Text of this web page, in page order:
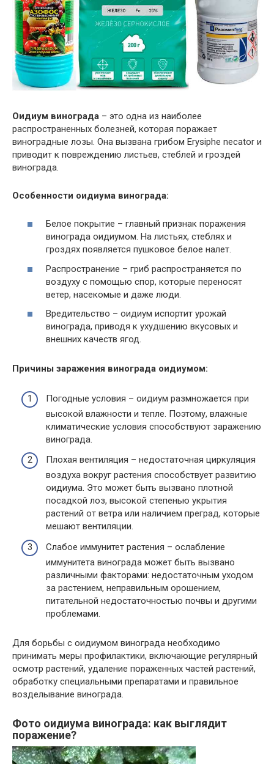
Оидиум винограда – это одна из наиболее
распространенных болезней, которая поражает
виноградные лозы. Она вызвана грибом Erysiphe necator и
приводит к повреждению листьев, стеблей и гроздей
винограда.
Особенности оидиума винограда:
Белое покрытие – главный признак поражения
винограда оидиумом. На листьях, стеблях и
гроздях появляется пушковое белое налет.
Распространение – гриб распространяется по
воздуху с помощью спор, которые переносят
ветер, насекомые и даже люди.
Вредительство – оидиум испортит урожай
винограда, приводя к ухудшению вкусовых и
внешних качеств ягод.
Причины заражения винограда оидиумом:
Погодные условия – оидиум размножается при
высокой влажности и тепле. Поэтому, влажные
климатические условия способствуют заражению
винограда.
Плохая вентиляция – недостаточная циркуляция
воздуха вокруг растения способствует развитию
оидиума. Это может быть вызвано плотной
посадкой лоз, высокой степенью укрытия
растений от ветра или наличием преград, которые
мешают вентиляции.
Слабое иммунитет растения – ослабление
иммунитета винограда может быть вызвано
различными факторами: недостаточным уходом
за растением, неправильным орошением,
питательной недостаточностью почвы и другими
проблемами.
Для борьбы с оидиумом винограда необходимо
принимать меры профилактики, включающие регулярный
осмотр растений, удаление пораженных частей растений,
обработку специальными препаратами и правильное
возделывание винограда.
Фото оидиума винограда: как выглядит
поражение?